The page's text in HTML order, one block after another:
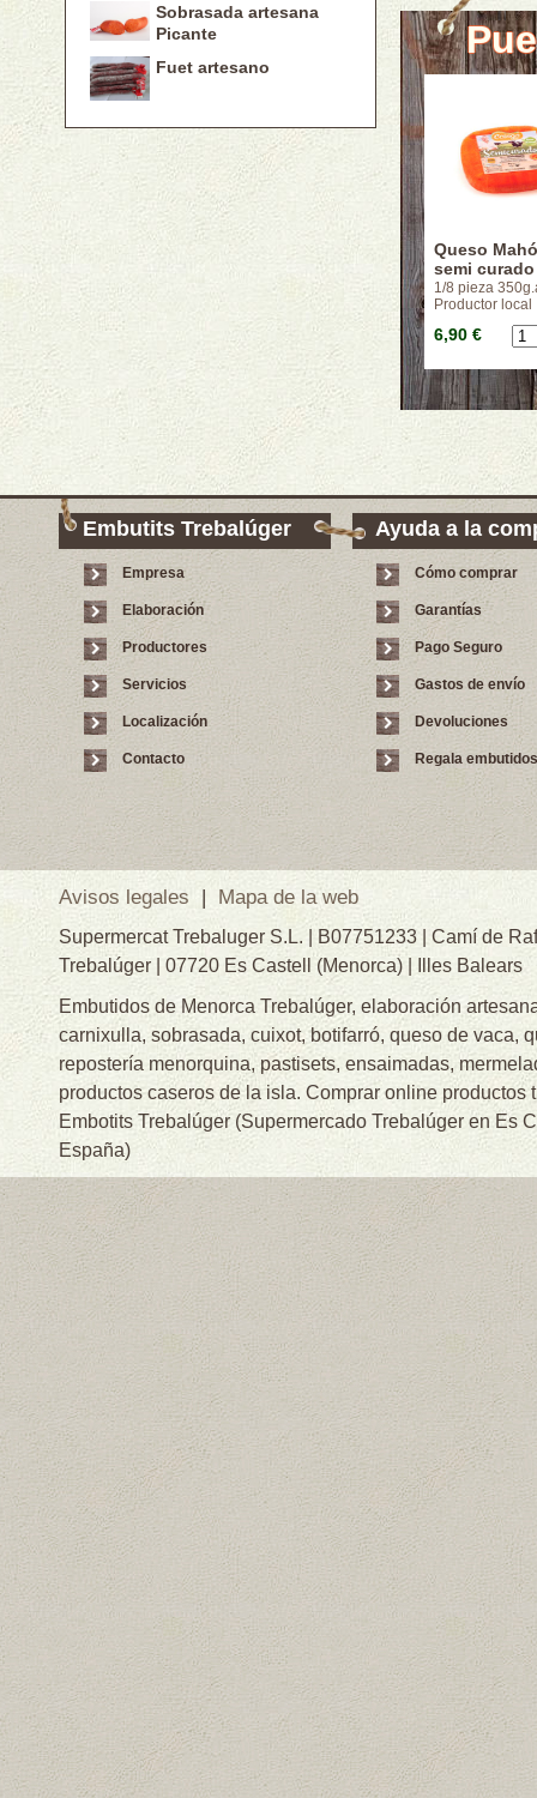
Sobrasada artesana
Picante
Fuet artesano
Queso
semi
1/8 pieza
Productor local
6,90 €
Embutits Trebalúger
Empresa
Elaboración
Productores
Servicios
Localización
Contacto
Ayuda a la
Cómo comprar
Garantías
Pago Seguro
Gastos de envío
Devoluciones
Regala embutidos
Avisos legales | Mapa de la web
Supermercat Trebaluger S.L. | B07751233 | Camí de
Trebalúger | 07720 Es Castell (Menorca) | Illes Balears
Embutidos de Menorca Trebalúger, elaboración
carnixulla, sobrasada, cuixot, botifarró, queso de vaca,
repostería menorquina, pastisets, ensaimadas,
productos caseros de la isla. Comprar online productos
Embotits Trebalúger (Supermercado Trebalúger en Es
España)